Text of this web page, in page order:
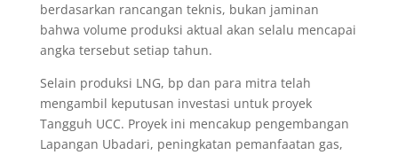
berdasarkan rancangan teknis, bukan jaminan
bahwa volume produksi aktual akan selalu mencapai
angka tersebut setiap tahun.
Selain produksi LNG, bp dan para mitra telah
mengambil keputusan investasi untuk proyek
Tangguh UCC. Proyek ini mencakup pengembangan
Lapangan Ubadari, peningkatan pemanfaatan gas,